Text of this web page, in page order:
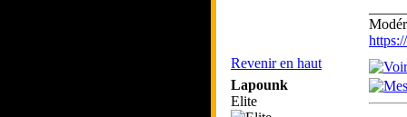
Revenir en haut
Lapounk
Elite